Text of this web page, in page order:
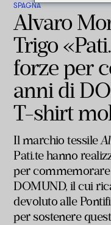
SPAGNA
Alvaro
Trigo
forze per
anni di
T-shirt
Il marchio tessile
Pati.te hanno
per commemorare
DOMUND, il cui
devoluto alle
per sostenere